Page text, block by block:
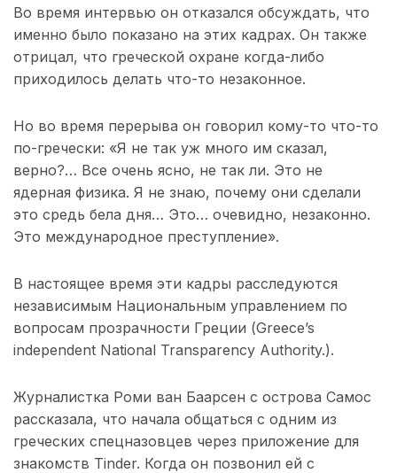
Во время интервью он отказался обсуждать, что
именно было показано на этих кадрах. Он также
отрицал, что греческой охране когда-либо
приходилось делать что-то незаконное.
Но во время перерыва он говорил кому-то что-то
по-гречески: «Я не так уж много им сказал,
верно?… Все очень ясно, не так ли. Это не
ядерная физика. Я не знаю, почему они сделали
это средь бела дня… Это… очевидно, незаконно.
Это международное преступление».
В настоящее время эти кадры расследуются
независимым Национальным управлением по
вопросам прозрачности Греции (Greece’s
independent National Transparency Authority.).
Журналистка Роми ван Баарсен с острова Самос
рассказала, что начала общаться с одним из
греческих спецназовцев через приложение для
знакомств Tinder. Когда он позвонил ей с